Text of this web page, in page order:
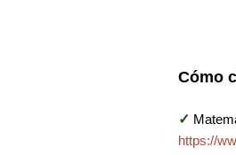
Cómo
✓
https://